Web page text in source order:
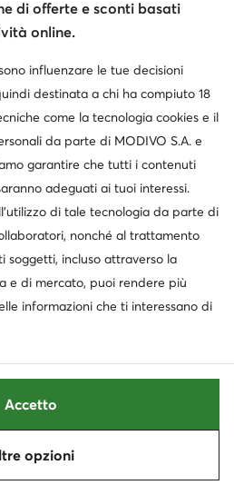
Occasione
Juicy Couture
Chunky loafers · Nero
Prezzo attuale
45,99 €
Prezzo più basso48,95 €-6%
-19%
di offerte e sconti basati
online.
influenzare le tue decisioni
destinata a chi ha compiuto 18
come la tecnologia cookies e il
da parte di MODIVO S.A. e
garantire che tutti i contenuti
adeguati ai tuoi interessi.
di tale tecnologia da parte di
nonché al trattamento
incluso attraverso la
e di mercato, puoi rendere più
informazioni che ti interessano di
opzioni
Accetto